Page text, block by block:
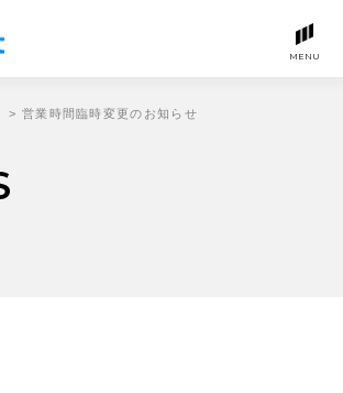
MENU
> 営業時間臨時変更のお知らせ